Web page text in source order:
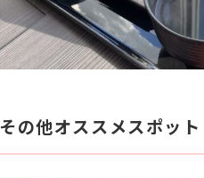
その他オススメスポット